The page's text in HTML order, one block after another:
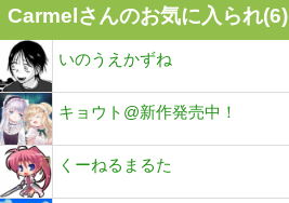
Carmelさんのお気に入られ(6)
いのうえかずね
キョウト@新作発売中！
くーねるまるた